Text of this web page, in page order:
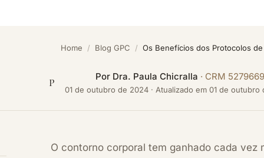
Home / Blog GPC / Os Benefícios dos Protocolos
P
Por Dra. Paula Chicralla · CRM
01 de outubro de 2024· Atualizado em 01 de outubro
O contorno corporal tem ganhado cada